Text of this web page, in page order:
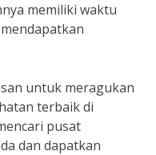
memiliki waktu
untuk meragukan
terbaik di
pusat
dan dapatkan